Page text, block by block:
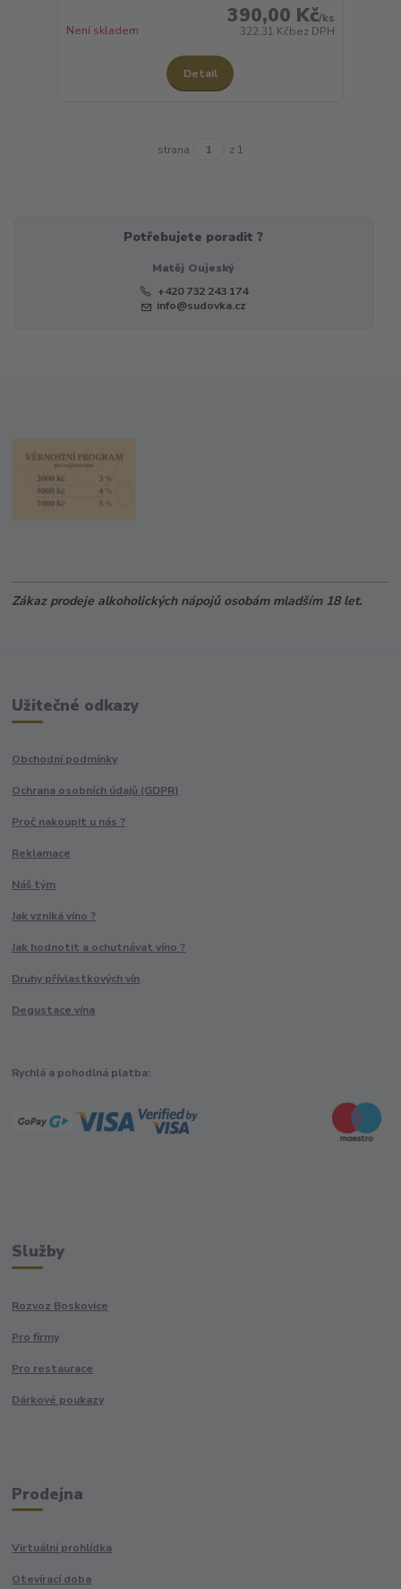
390,00 Kč/ks
322,31 Kčbez DPH
Není skladem
Detail
strana z 1
Potřebujete poradit ?
Matěj Oujeský
+420 732 243 174
info@sudovka.cz
Zákaz prodeje alkoholických nápojů osobám mladším 18 let.
Užitečné odkazy
Obchodní podmínky
Ochrana osobních údajů (GDPR)
Proč nakoupit u nás ?
Reklamace
Náš tým
Jak vzniká víno ?
Jak hodnotit a ochutnávat víno ?
Druhy přívlastkových vín
Degustace vína
Rychlá a pohodlná platba:
Služby
Rozvoz Boskovice
Pro firmy
Pro restaurace
Dárkové poukazy
Prodejna
Virtuální prohlídka
Otevírací doba